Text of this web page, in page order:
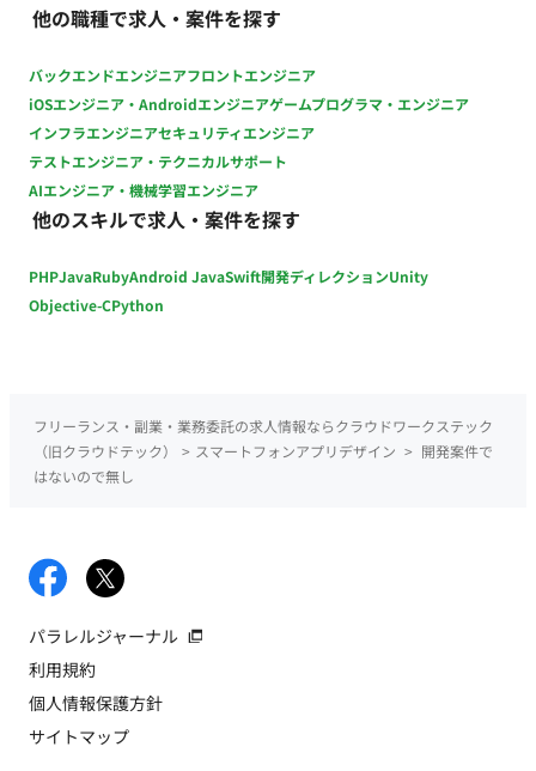
他の職種で求人・案件を探す
バックエンドエンジニアフロントエンジニア
iOSエンジニア・Androidエンジニアゲームプログラマ・エンジニア
インフラエンジニアセキュリティエンジニア
テストエンジニア・テクニカルサポート
AIエンジニア・機械学習エンジニア
他のスキルで求人・案件を探す
PHPJavaRubyAndroid JavaSwift開発ディレクションUnity
Objective-CPython
フリーランス・副業・業務委託の求人情報ならクラウドワークステック
（旧クラウドテック）
> スマートフォンアプリデザイン > 開発案件で
はないので無し
パラレルジャーナル
利用規約
個人情報保護方針
サイトマップ